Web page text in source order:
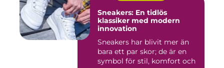
Sneakers: En tidlös
klassiker med modern
innovation
Sneakers har blivit mer än
bara ett par skor; de är en
symbol för stil, komfort och